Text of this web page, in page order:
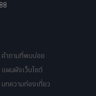
คำถามที่พบบ่อย
แผนผังเว็บไซต์
บทความท่องเที่ยว